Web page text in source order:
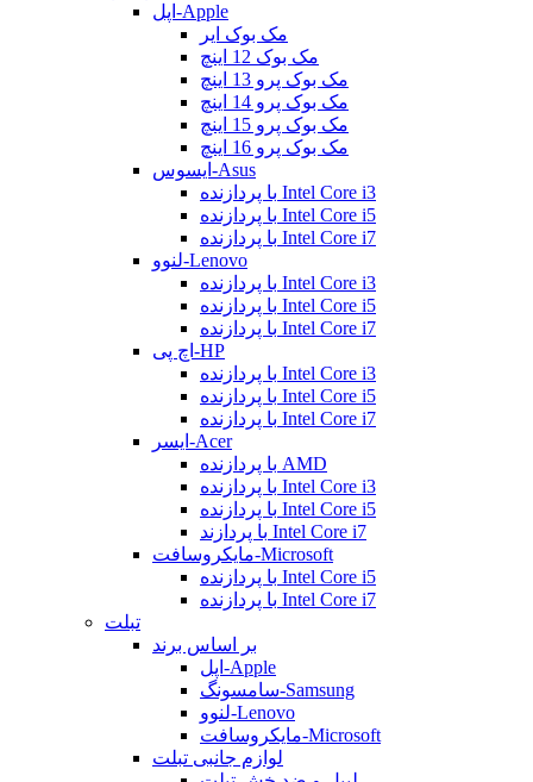
اپل-Apple
مک بوک ایر
مک بوک 12 اینچ
مک بوک پرو 13 اینچ
مک بوک پرو 14 اینچ
مک بوک پرو 15 اینچ
مک بوک پرو 16 اینچ
ایسوس-Asus
با پردازنده Intel Core i3
با پردازنده Intel Core i5
با پردازنده Intel Core i7
لنوو-Lenovo
با پردازنده Intel Core i3
با پردازنده Intel Core i5
با پردازنده Intel Core i7
اچ پی-HP
با پردازنده Intel Core i3
با پردازنده Intel Core i5
با پردازنده Intel Core i7
ایسر-Acer
با پردازنده AMD
با پردازنده Intel Core i3
با پردازنده Intel Core i5
با پردازند Intel Core i7
مایکروسافت-Microsoft
با پردازنده Intel Core i5
با پردازنده Intel Core i7
تبلت
بر اساس برند
اپل-Apple
سامسونگ-Samsung
لنوو-Lenovo
مایکروسافت-Microsoft
لوازم جانبی تبلت